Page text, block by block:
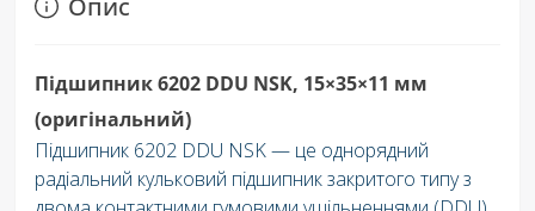
Підшипник 6202 DDU NSK, 15×35×11 мм
(оригінальний)
Підшипник 6202 DDU NSK — це однорядний
радіальний кульковий підшипник закритого типу з